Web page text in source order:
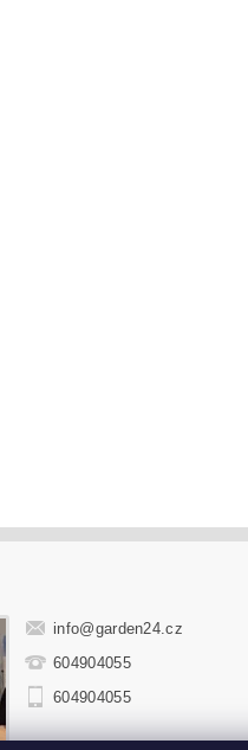
info@garden24.cz
604904055
604904055